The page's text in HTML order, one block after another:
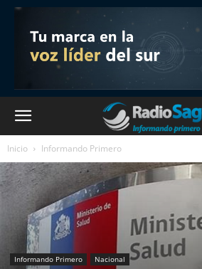
Inicio Informando Primero
Informando Primero Nacional